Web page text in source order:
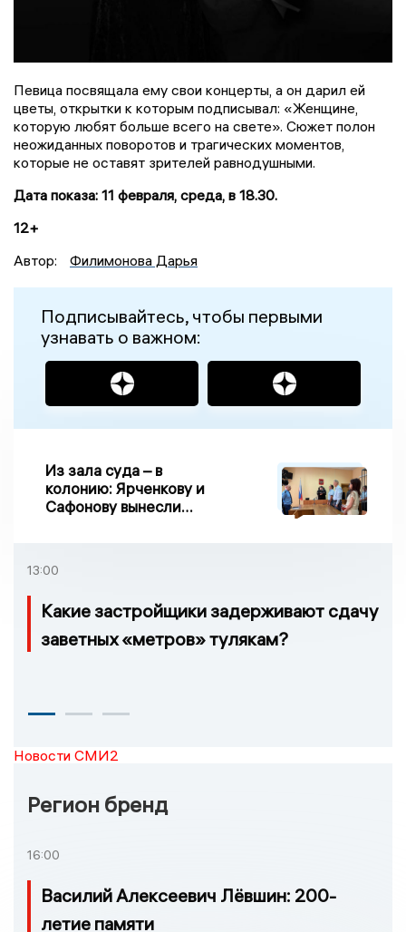
Певица посвящала ему свои концерты, а он дарил ей
цветы, открытки к которым подписывал: «Женщине,
которую любят больше всего на свете». Сюжет полон
неожиданных поворотов и трагических моментов,
которые не оставят зрителей равнодушными.
Дата показа: 11 февраля, среда, в 18.30.
12+
Автор:
Филимонова Дарья
Подписывайтесь, чтобы первыми
узнавать о важном:
Из зала суда – в
колонию: Ярченкову и
Сафонову вынесли
13:00
Какие застройщики задерживают сдачу
заветных «метров» тулякам?
Новости СМИ2
Регион бренд
16:00
Василий Алексеевич Лёвшин: 200-
летие памяти